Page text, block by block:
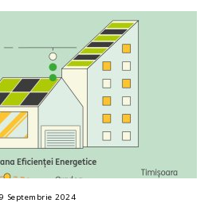
9 Septembrie 2024